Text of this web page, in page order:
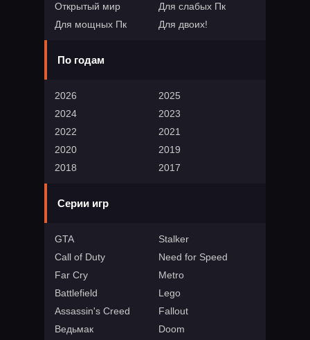
Открытый мир
Для слабых Пк
Для мощных Пк
Для двоих!
По годам
2026
2025
2024
2023
2022
2021
2020
2019
2018
2017
Серии игр
GTA
Stalker
Call of Duty
Need for Speed
Far Cry
Metro
Battlefield
Lego
Assassin's Creed
Fallout
Ведьмак
Doom